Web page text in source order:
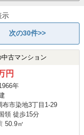
示
次の30件>>
古マンション
円
年
布市染地3丁目1-29
領 徒歩15分
50.9㎡